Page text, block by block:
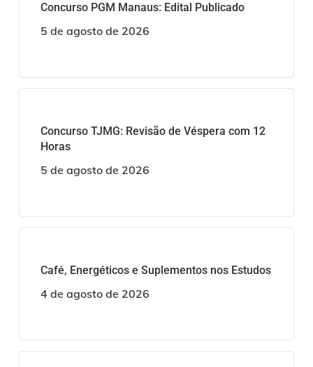
Concurso PGM Manaus: Edital Publicado
5 de agosto de 2026
Concurso TJMG: Revisão de Véspera com 12
Horas
5 de agosto de 2026
Café, Energéticos e Suplementos nos Estudos
4 de agosto de 2026